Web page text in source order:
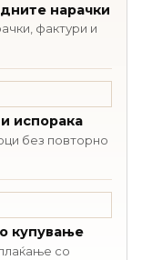
нарачки
фактури и
испорака
без повторно
купување
со